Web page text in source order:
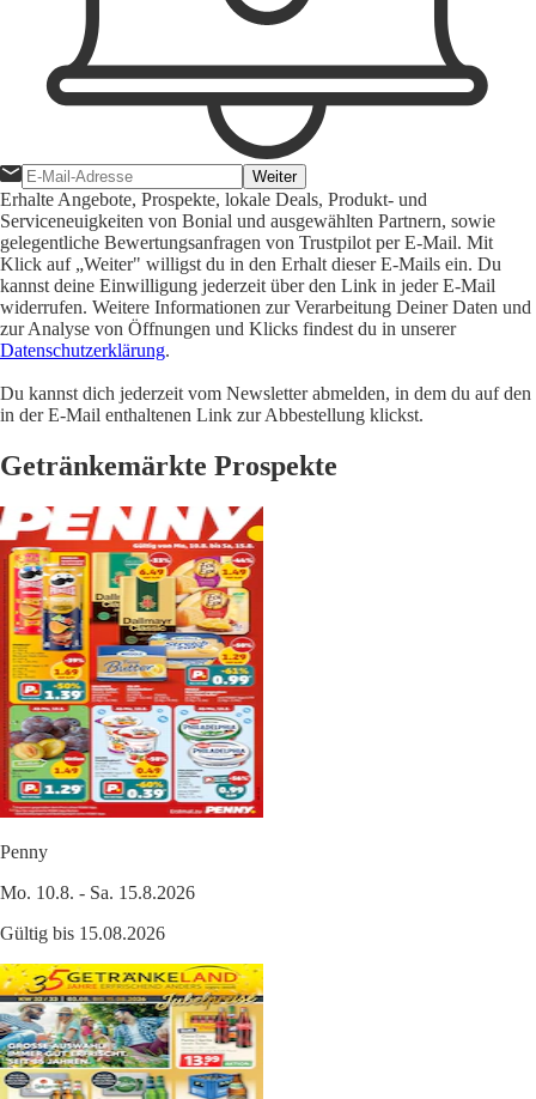
Weiter
Erhalte Angebote, Prospekte, lokale Deals, Produkt- und
Serviceneuigkeiten von Bonial und ausgewählten Partnern, sowie
gelegentliche Bewertungsanfragen von Trustpilot per E-Mail. Mit
Klick auf „Weiter" willigst du in den Erhalt dieser E-Mails ein. Du
kannst deine Einwilligung jederzeit über den Link in jeder E-Mail
widerrufen. Weitere Informationen zur Verarbeitung Deiner Daten und
zur Analyse von Öffnungen und Klicks findest du in unserer
Datenschutzerklärung.
Du kannst dich jederzeit vom Newsletter abmelden, in dem du auf den
in der E-Mail enthaltenen Link zur Abbestellung klickst.
Getränkemärkte Prospekte
Penny
Mo. 10.8. - Sa. 15.8.2026
Gültig bis 15.08.2026